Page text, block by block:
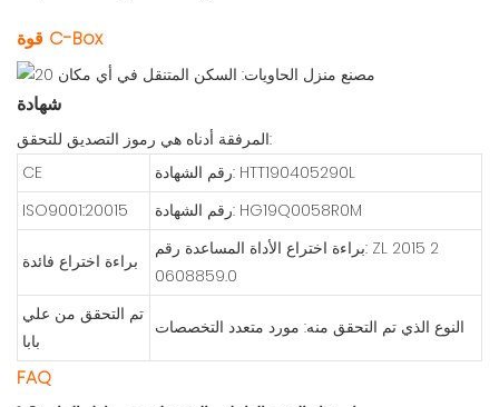
قوة C-Box
شهادة
المرفقة أدناه هي رموز التصديق للتحقق:
CE
رقم الشهادة: HTT190405290L
ISO9001:20015
رقم الشهادة: HG19Q0058R0M
براءة اختراع فائدة
براءة اختراع الأداة المساعدة رقم: ZL 2015 2
0608859.0
تم التحقق من علي
بابا
النوع الذي تم التحقق منه: مورد متعدد التخصصات
FAQ